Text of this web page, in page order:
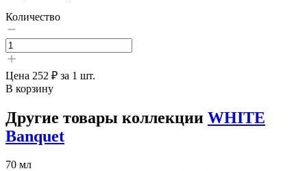
Количество
Цена 252 ₽ за 1 шт.
В корзину
Другие товары коллекции WHITE
Banquet
70 мл